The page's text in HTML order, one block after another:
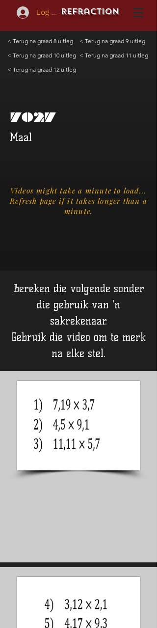
Log In REFraction
< Terug na graad 8 uitleg
< Terug na graad 9 uitleg
< Terug na graad 11 uitleg
< Terug na graad 10 uitleg
< Terug na graad 12 uitleg
7027
Maal
Videos might take a minute to load...
Refresh page if it takes longer than a
minute.
Bereken die volgende sonder
die gebruik van 'n
sakrekenaar.
Gebruik die video om te merk
na elke stel.